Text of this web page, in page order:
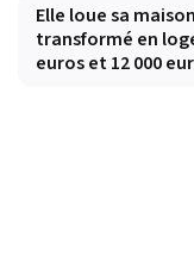
Elle loue sa
transformé en
euros et 12 000